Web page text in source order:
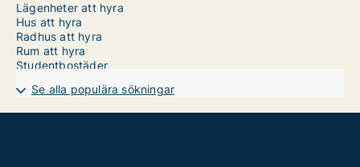
Lägenheter att hyra
Hus att hyra
Radhus att hyra
Rum att hyra
Studentbostäder
Se alla populära sökningar